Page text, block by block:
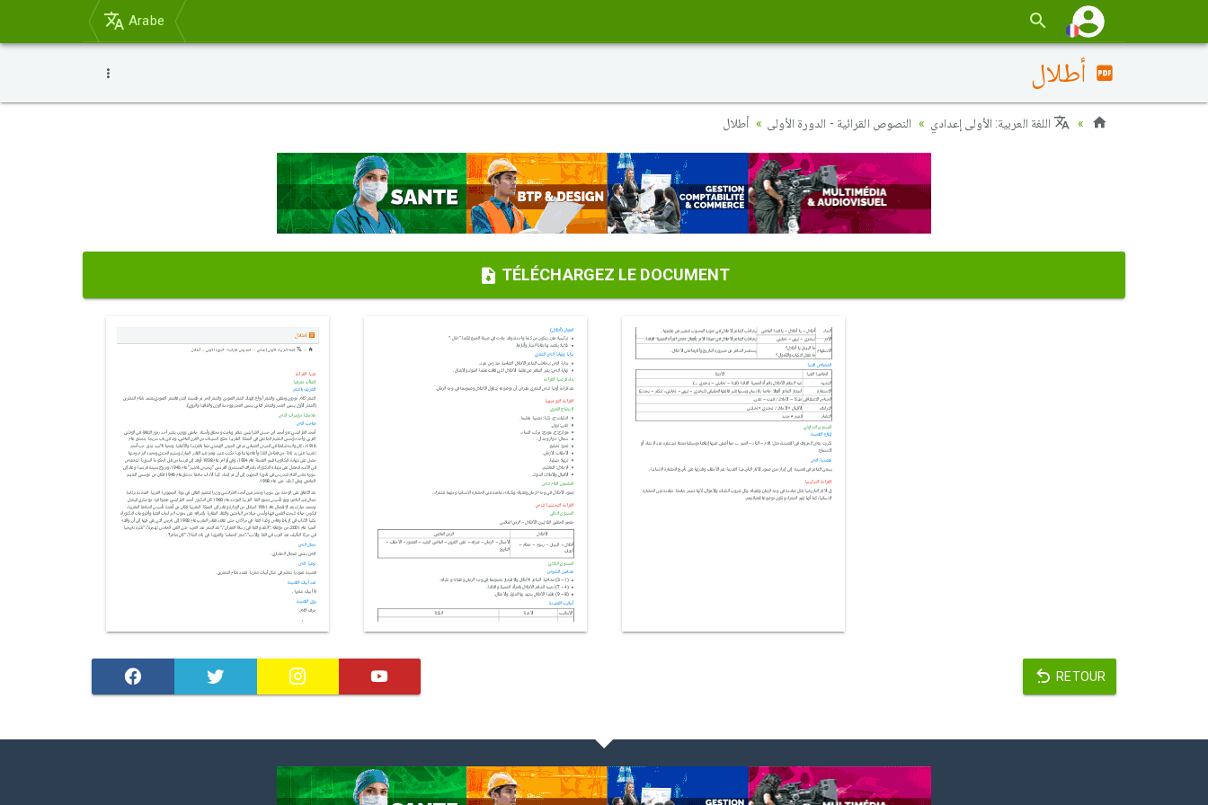
Arabe
أطلال
اللغة العربية: الأولى إعدادي النصوص القرائية - الدورة الأولى أطلال
TÉLÉCHARGEZ LE DOCUMENT
RETOUR